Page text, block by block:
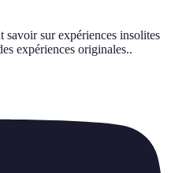
savoir sur expériences insolites
expériences originales..